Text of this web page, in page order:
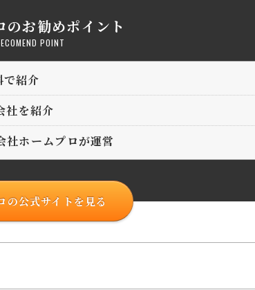
のお勧めポイント
POINT
紹介
社を紹介
社ホームプロが運営
の公式サイトを見る